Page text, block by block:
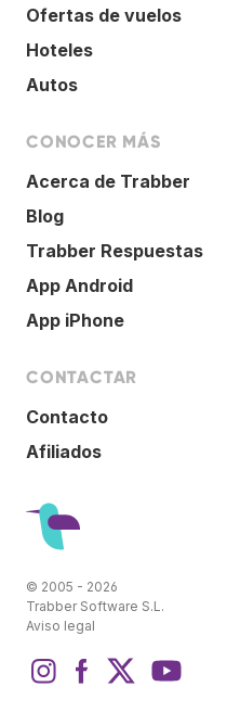
Ofertas de vuelos
Hoteles
Autos
CONOCER MÁS
Acerca de Trabber
Blog
Trabber Respuestas
App Android
App iPhone
CONTACTAR
Contacto
Afiliados
© 2005 - 2026
Trabber Software S.L.
Aviso legal